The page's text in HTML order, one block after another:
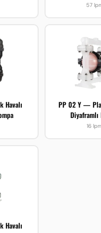
57
PP 02 Y —
Diyaframlı
16